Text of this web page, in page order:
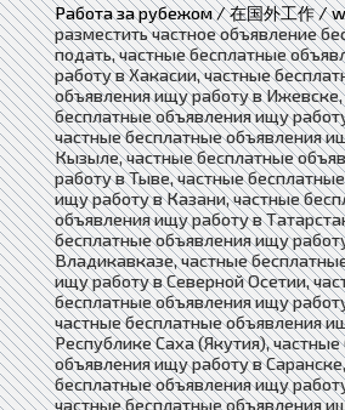
Работа за рубежом / 在国外工作 /
разместить частное объявление
подать, частные бесплатные
работу в Хакасии, частные
объявления ищу работу в
бесплатные объявления ищу
частные бесплатные объявления
Кызыле, частные бесплатные
работу в Тыве, частные
ищу работу в Казани, частные
объявления ищу работу в
бесплатные объявления ищу
Владикавказе, частные
ищу работу в Северной Осетии,
бесплатные объявления ищу
частные бесплатные объявления
Республике Саха (Якутия),
объявления ищу работу в
бесплатные объявления ищу
частные бесплатные объявления